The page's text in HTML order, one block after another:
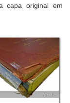
capa original em